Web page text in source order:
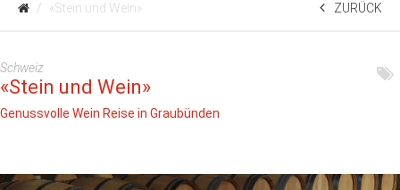
«Stein und Wein» ZURÜCK
Schweiz
«Stein und Wein»
Genussvolle Wein Reise in Graubünden